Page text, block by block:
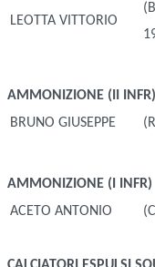
LEOTTA VITTORIO
AMMONIZIONE (II INFR)
BRUNO GIUSEPPE
AMMONIZIONE (I INFR)
ACETO ANTONIO